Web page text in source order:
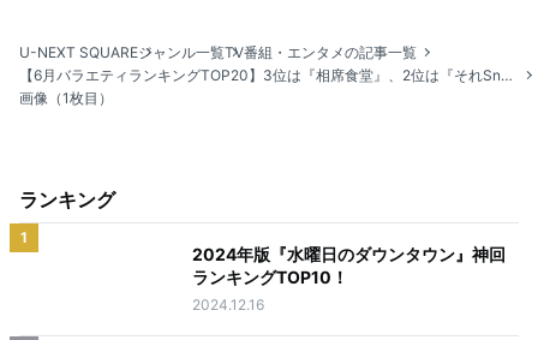
U-NEXT SQUAREジャンル一覧TV番組・エンタメの記事一覧
【6月バラエティランキングTOP20】3位は『相席食堂』、2位は『それSnow Manにやらせて下さい』
画像（1枚目）
ランキング
1
2024年版『水曜日のダウンタウン』神回
ランキングTOP10！
2024.12.16